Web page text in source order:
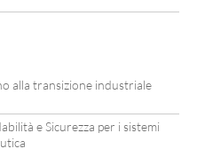
alla transizione industriale
e Sicurezza per i sistemi